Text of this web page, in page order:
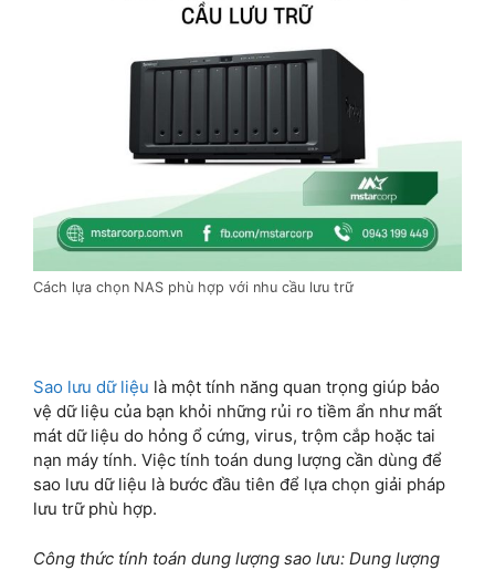
Cách lựa chọn NAS phù hợp với nhu cầu lưu trữ
Sao lưu dữ liệu là một tính năng quan trọng giúp bảo
vệ dữ liệu của bạn khỏi những rủi ro tiềm ẩn như mất
mát dữ liệu do hỏng ổ cứng, virus, trộm cắp hoặc tai
nạn máy tính. Việc tính toán dung lượng cần dùng để
sao lưu dữ liệu là bước đầu tiên để lựa chọn giải pháp
lưu trữ phù hợp.
Công thức tính toán dung lượng sao lưu: Dung lượng